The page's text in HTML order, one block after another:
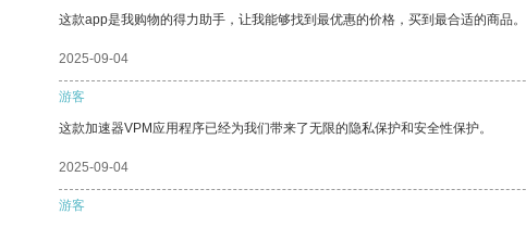
这款app是我购物的得力助手，让我能够找到最优惠的价格，买到最合适的商品。
2025-09-04
游客
这款加速器VPM应用程序已经为我们带来了无限的隐私保护和安全性保护。
2025-09-04
游客